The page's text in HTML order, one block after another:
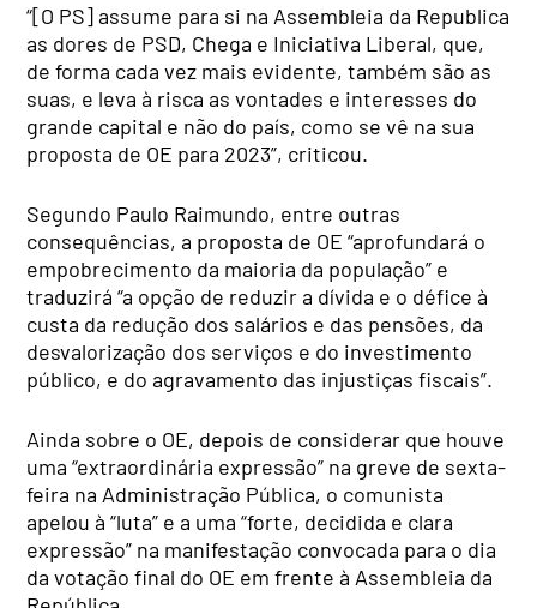
“[O PS] assume para si na Assembleia da Republica
as dores de PSD, Chega e Iniciativa Liberal, que,
de forma cada vez mais evidente, também são as
suas, e leva à risca as vontades e interesses do
grande capital e não do país, como se vê na sua
proposta de OE para 2023”, criticou.
Segundo Paulo Raimundo, entre outras
consequências, a proposta de OE “aprofundará o
empobrecimento da maioria da população” e
traduzirá “a opção de reduzir a dívida e o défice à
custa da redução dos salários e das pensões, da
desvalorização dos serviços e do investimento
público, e do agravamento das injustiças fiscais”.
Ainda sobre o OE, depois de considerar que houve
uma “extraordinária expressão” na greve de sexta-
feira na Administração Pública, o comunista
apelou à “luta” e a uma “forte, decidida e clara
expressão” na manifestação convocada para o dia
da votação final do OE em frente à Assembleia da